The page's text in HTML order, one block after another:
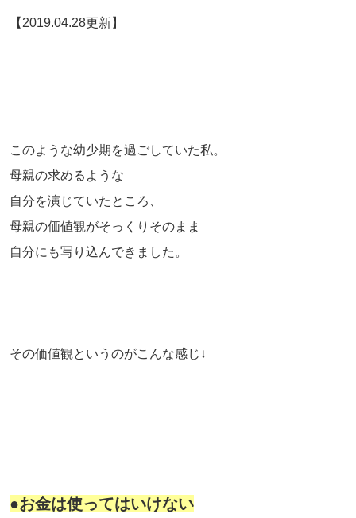
【2019.04.28更新】
このような幼少期を過ごしていた私。
母親の求めるような
自分を演じていたところ、
母親の価値観がそっくりそのまま
自分にも写り込んできました。
その価値観というのがこんな感じ↓
●お金は使ってはいけない